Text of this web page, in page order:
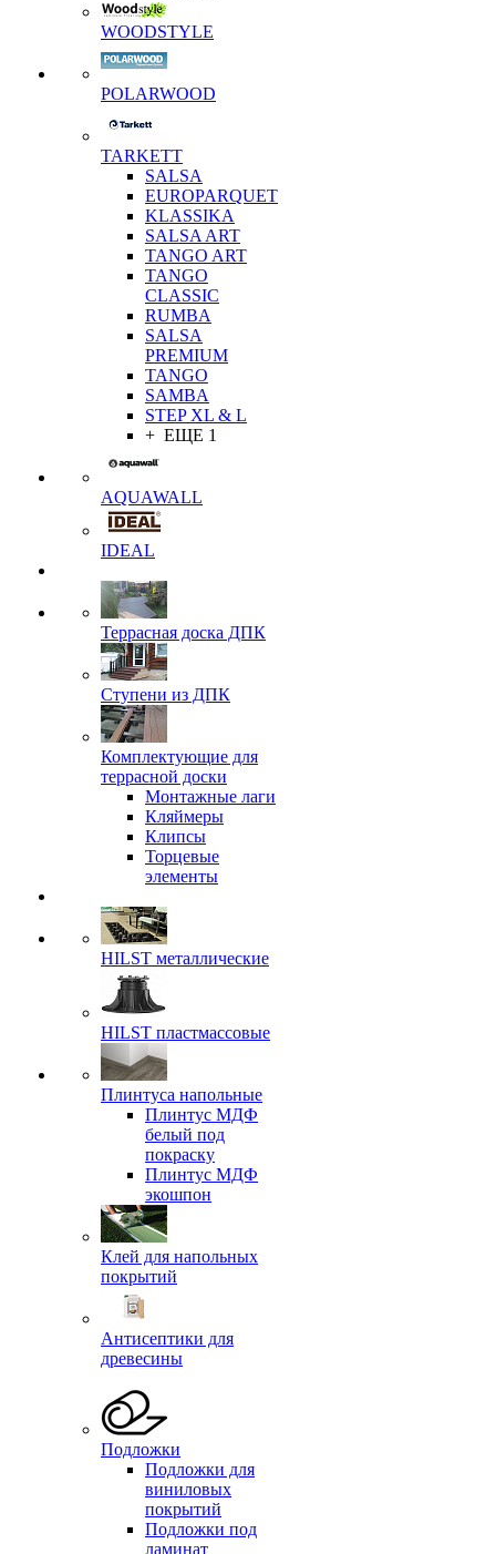
WOODSTYLE
POLARWOOD
TARKETT
SALSA
EUROPARQUET
KLASSIKA
SALSA ART
TANGO ART
TANGO
CLASSIC
RUMBA
SALSA
PREMIUM
TANGO
SAMBA
STEP XL & L
+ ЕЩЕ 1
AQUAWALL
IDEAL
Террасная доска ДПК
Ступени из ДПК
Комплектующие для
террасной доски
Монтажные лаги
Кляймеры
Клипсы
Торцевые
элементы
HILST металлические
HILST пластмассовые
Плинтуса напольные
Плинтус МДФ
белый под
покраску
Плинтус МДФ
экошпон
Клей для напольных
покрытий
Антисептики для
древесины
Подложки
Подложки для
виниловых
покрытий
Подложки под
ламинат